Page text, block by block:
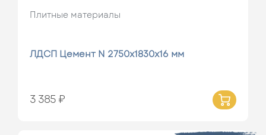
Плитные материалы
ЛДСП Цемент N 2750х1830х16 мм
3 385 ₽